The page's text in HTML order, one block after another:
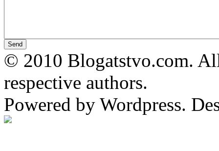
© 2010 Blogatstvo.com.
respective authors.
Powered by Wordpress.